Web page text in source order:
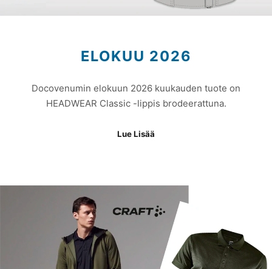
ELOKUU 2026
Docovenumin elokuun 2026 kuukauden tuote on
HEADWEAR Classic -lippis brodeerattuna.
Lue Lisää